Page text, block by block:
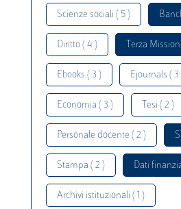
Scienze sociali ( 5 )
Diritto ( 4 ) Terza
Ebooks ( 3 ) Ejournals ( 3
Economia ( 3 ) Tesi ( 2 )
Personale docente ( 2 )
Stampa ( 2 ) Dati
Archivi istituzionali ( 1 )